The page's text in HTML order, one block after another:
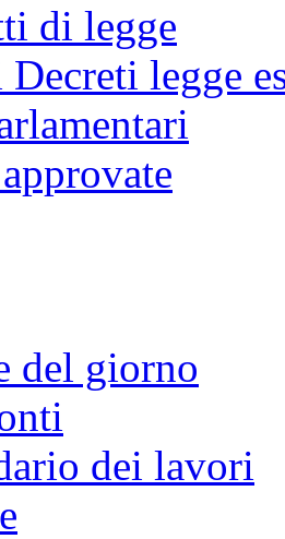
di legge
legge
del giorno
dei lavori